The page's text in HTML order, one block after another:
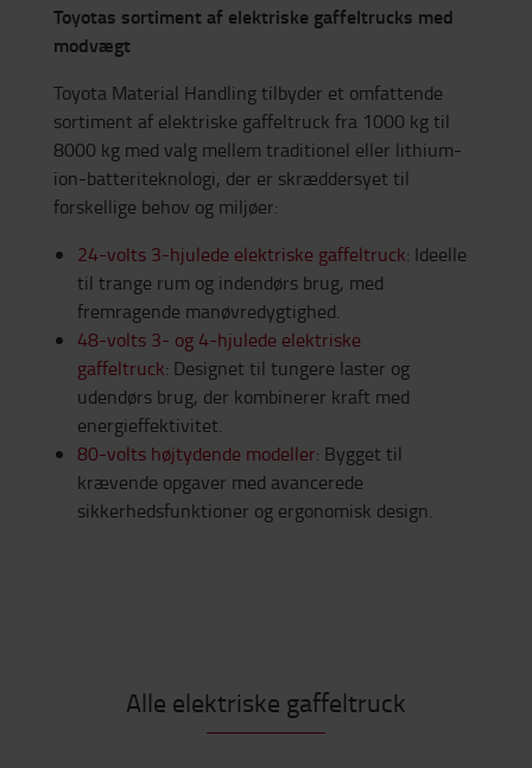
Toyotas sortiment af elektriske gaffeltrucks med
modvægt
Toyota Material Handling tilbyder et omfattende
sortiment af elektriske gaffeltruck fra 1000 kg til
8000 kg med valg mellem traditionel eller lithium-
ion-batteriteknologi, der er skræddersyet til
forskellige behov og miljøer:
24-volts 3-hjulede elektriske gaffeltruck: Ideelle
til trange rum og indendørs brug, med
fremragende manøvredygtighed.
48-volts 3- og 4-hjulede elektriske
gaffeltruck: Designet til tungere laster og
udendørs brug, der kombinerer kraft med
energieffektivitet.
80-volts højtydende modeller: Bygget til
krævende opgaver med avancerede
sikkerhedsfunktioner og ergonomisk design.
Alle elektriske gaffeltruck